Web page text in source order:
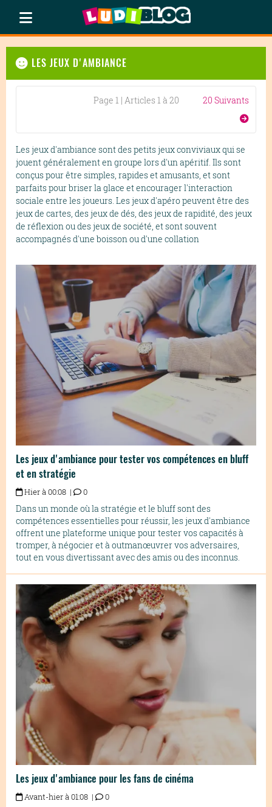
LES JEUX D'AMBIANCE
Page 1 | Articles 1 à 20 20 Suivants
Les jeux d'ambiance sont des petits jeux conviviaux qui se
jouent généralement en groupe lors d'un apéritif. Ils sont
conçus pour être simples, rapides et amusants, et sont
parfaits pour briser la glace et encourager l'interaction
sociale entre les joueurs. Les jeux d'apéro peuvent être des
jeux de cartes, des jeux de dés, des jeux de rapidité, des jeux
de réflexion ou des jeux de société, et sont souvent
accompagnés d'une boisson ou d'une collation
Les jeux d'ambiance pour tester vos compétences en bluff
et en stratégie
Hier à 00:08 | 0
Dans un monde où la stratégie et le bluff sont des
compétences essentielles pour réussir, les jeux d'ambiance
offrent une plateforme unique pour tester vos capacités à
tromper, à négocier et à outmanœuvrer vos adversaires,
tout en vous divertissant avec des amis ou des inconnus.
Les jeux d'ambiance pour les fans de cinéma
Avant-hier à 01:08 | 0